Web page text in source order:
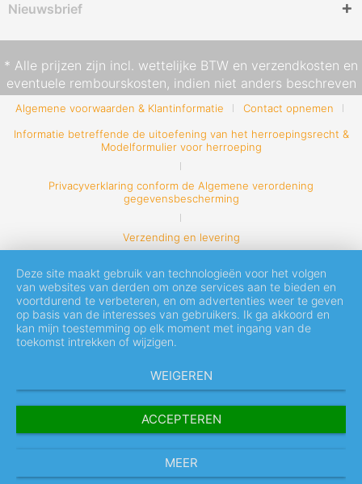
Nieuwsbrief
* Alle prijzen zijn incl. wettelijke BTW en verzendkosten en
eventuele rembourskosten, indien niet anders beschreven
Algemene voorwaarden & Klantinformatie
Contact opnemen
Informatie betreffende de uitoefening van het herroepingsrecht &
Modelformulier voor herroeping
Privacyverklaring conform de Algemene verordening
gegevensbescherming
Verzending en levering
Deze site maakt gebruik van technologieën voor het volgen
van websites van derden om onze services aan te bieden en
voortdurend te verbeteren, en om advertenties weer te geven
op basis van de interesses van gebruikers. Ik ga akkoord en
kan mijn toestemming op elk moment met ingang van de
toekomst intrekken of wijzigen.
WEIGEREN
ACCEPTEREN
MEER